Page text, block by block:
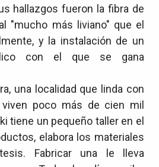
hallazgos fueron la fibra de
"mucho más liviano" que el
y la instalación de un
con el que se gana
una localidad que linda con
poco más de cien mil
tiene un pequeño taller en el
elabora los materiales
Fabricar una le lleva